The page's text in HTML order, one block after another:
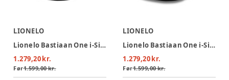
LIONELO
Lionelo Bastiaan One i-Size Autostol - Pink Rose
1.279,20 kr.
Før1.599,00 kr.
LIONELO
Lionelo Bastiaan One i-Size Autostol - Green Olive
1.279,20 kr.
Før1.599,00 kr.